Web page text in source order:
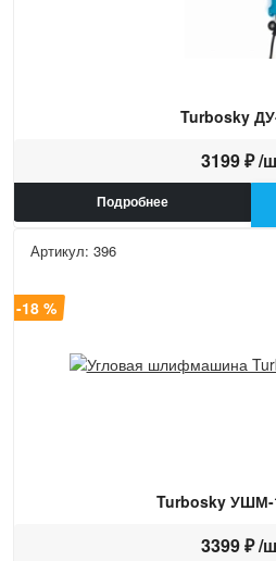
Turbosky
3199 ₽ /
Подробнее
Артикул: 396
-18 %
Turbosky УШМ-
3399 ₽ /